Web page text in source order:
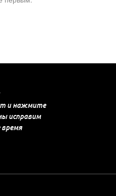
и нажмите
исправим
время